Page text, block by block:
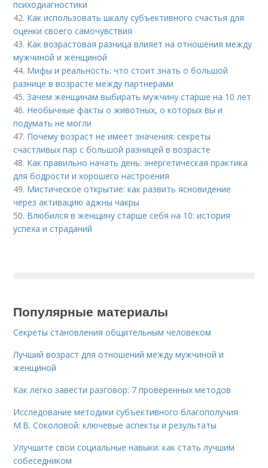
психодиагностики
42. Как использовать шкалу субъективного счастья для
оценки своего самочувствия
43. Как возрастовая разница влияет на отношения между
мужчиной и женщиной
44. Мифы и реальность: что стоит знать о большой
разнице в возрасте между партнерами
45.Зачем женщинам выбирать мужчину старше на 10 лет
46. Необычные факты о животных, о которых вы и
подумать не могли
47. Почему возраст не имеет значения: секреты
счастливых пар с большой разницей в возрасте
48. Как правильно начать день: энергетическая практика
для бодрости и хорошего настроения
49. Мистическое открытие: как развить ясновидение
через активацию аджны чакры
50. Влюбился в женщину старше себя на 10: история
успеха и страданий
Популярные материалы
Секреты становления общительным человеком
Лучший возраст для отношений между мужчиной и
женщиной
Как легко завести разговор: 7 проверенных методов
Исследование методики субъективного благополучия
М.В. Соколовой: ключевые аспекты и результаты
Улучшите свои социальные навыки: как стать лучшим
собеседником